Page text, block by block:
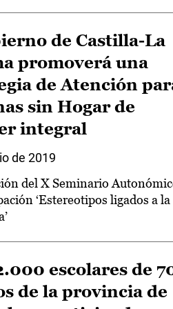
de Castilla-La
promoverá una
de Atención
sin Hogar de
integral
de 2019
del X Seminario
‘Estereotipos ligados a la
escolares de
de la provincia de